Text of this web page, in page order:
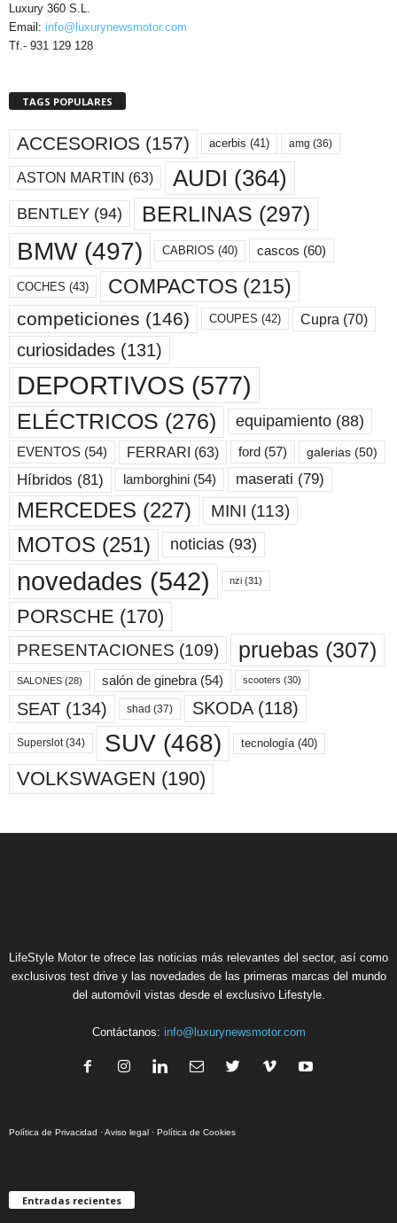
Luxury 360 S.L.
Email: info@luxurynewsmotor.com
Tf.- 931 129 128
TAGS POPULARES
ACCESORIOS (157) acerbis (41) amg (36)
ASTON MARTIN (63) AUDI (364)
BENTLEY (94) BERLINAS (297)
BMW(497) CABRIOS (40) cascos (60)
COCHES (43) COMPACTOS (215)
competiciones (146) COUPES (42) Cupra (70)
curiosidades (131)
DEPORTIVOS (577)
ELÉCTRICOS (276) equipamiento (88)
EVENTOS (54) FERRARI (63) ford (57) galerias (50)
Híbridos (81) lamborghini (54) maserati (79)
MERCEDES (227) MINI (113)
MOTOS (251) noticias (93)
novedades (542) nzi (31)
PORSCHE (170)
PRESENTACIONES (109) pruebas (307)
SALONES (28) salón de ginebra (54) scooters (30)
SEAT (134) shad (37) SKODA(118)
Superslot(34) SUV (468) tecnología (40)
VOLKSWAGEN (190)
LifeStyle Motor te ofrece las noticias más relevantes del sector, así como
exclusivos test drive y las novedades de las primeras marcas del mundo
del automóvil vistas desde el exclusivo Lifestyle.
Contáctanos: info@luxurynewsmotor.com
Política de Privacidad ·Aviso legal · Política de Cookies
Entradas recientes